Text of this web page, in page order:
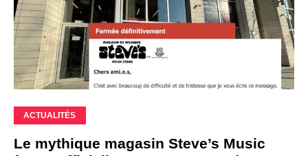
ACTUALITÉS
Le mythique magasin Steve’s Music